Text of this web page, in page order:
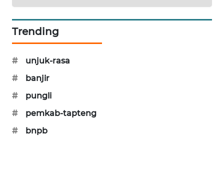
Trending
#
unjuk-rasa
#
banjir
#
pungli
#
pemkab-tapteng
#
bnpb
JURNAL
MARITIM
HUMBANG
NEWS
GARONGGANG
NEWS
FISUELRI
ID